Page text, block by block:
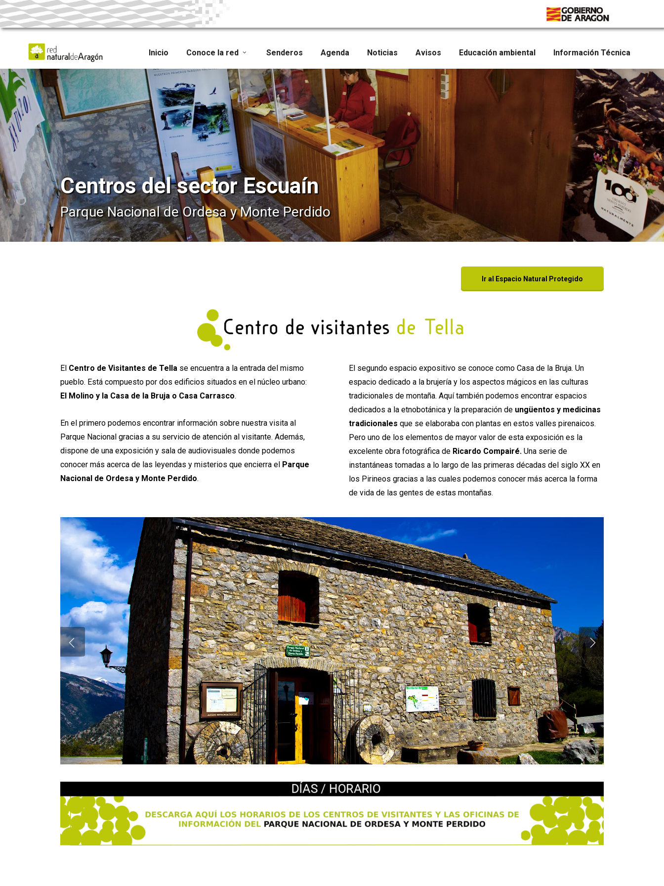
Skip
to
main
Inicio Conoce la red Senderos Agenda Noticias Avisos Educación ambiental Información Técnica
Centros del sector Escuaín
Parque Nacional de Ordesa y Monte Perdido
Ir al Espacio Natural Protegido
El Centro de Visitantes de Tella se encuentra a la entrada del mismo
pueblo. Está compuesto por dos edificios situados en el núcleo urbano:
El Molino y la Casa de la Bruja o Casa Carrasco.
En el primero podemos encontrar información sobre nuestra visita al
Parque Nacional gracias a su servicio de atención al visitante. Además,
dispone de una exposición y sala de audiovisuales donde podemos
conocer más acerca de las leyendas y misterios que encierra el Parque
Nacional de Ordesa y Monte Perdido.
El segundo espacio expositivo se conoce como Casa de la Bruja. Un
espacio dedicado a la brujería y los aspectos mágicos en las culturas
tradicionales de montaña. Aquí también podemos encontrar espacios
dedicados a la etnobotánica y la preparación de ungüentos y medicinas
tradicionales que se elaboraba con plantas en estos valles pirenaicos.
Pero uno de los elementos de mayor valor de esta exposición es la
excelente obra fotográfica de Ricardo Compairé.Una serie de
instantáneas tomadas a lo largo de las primeras décadas del siglo XX en
los Pirineos gracias a las cuales podemos conocer más acerca la forma
de vida de las gentes de estas montañas.